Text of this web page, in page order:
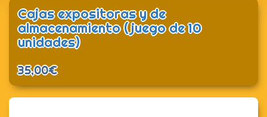
Cajas expositoras y de
almacenamiento (juego de 10
unidades)
35,00€